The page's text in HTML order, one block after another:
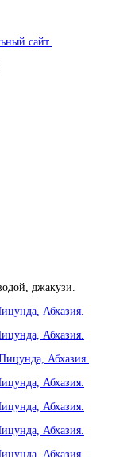
джакузи.